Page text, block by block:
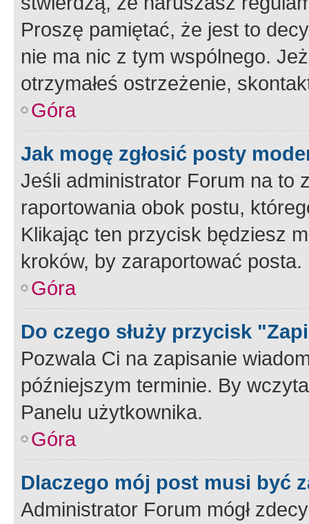
Proszę pamiętać, że jest to
nie ma nic z tym wspólnego.
otrzymałeś ostrzeżenie,
Góra
Jak mogę zgłosić posty
Jeśli administrator Forum na to
raportowania obok postu,
Klikając ten przycisk będziesz
kroków, by zaraportować posta.
Góra
Do czego służy przycisk
Pozwala Ci na zapisanie
późniejszym terminie. By
Panelu użytkownika.
Góra
Dlaczego mój post musi być
Administrator Forum mógł